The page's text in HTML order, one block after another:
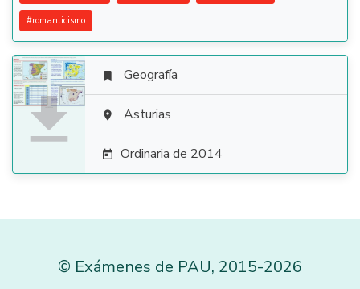
#romanticismo

 Geografía
 Asturias
 Ordinaria de 2014
© Exámenes de PAU, 2015-2026